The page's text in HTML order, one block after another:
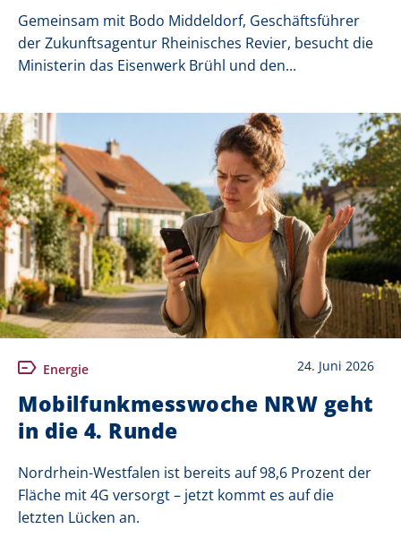
Gemeinsam mit Bodo Middeldorf, Geschäftsführer
der Zukunftsagentur Rheinisches Revier, besucht die
Ministerin das Eisenwerk Brühl und den...
Energie 24. Juni 2026
Mobilfunkmesswoche NRW geht
in die 4. Runde
Nordrhein-Westfalen ist bereits auf 98,6 Prozent der
Fläche mit 4G versorgt – jetzt kommt es auf die
letzten Lücken an.